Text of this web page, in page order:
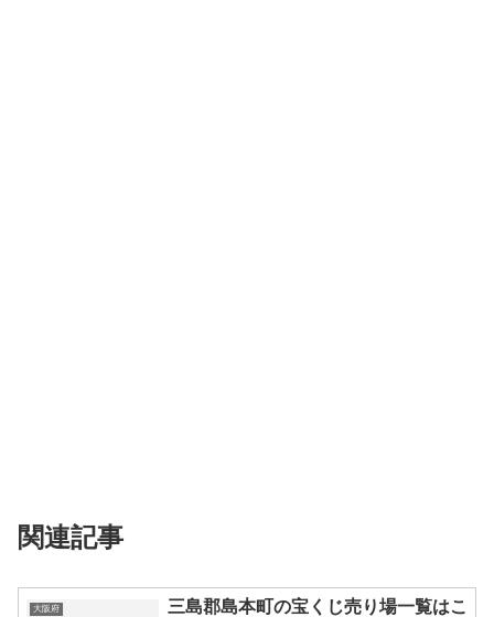
関連記事
大阪府 三島郡島本町の宝くじ売り場一覧はこ